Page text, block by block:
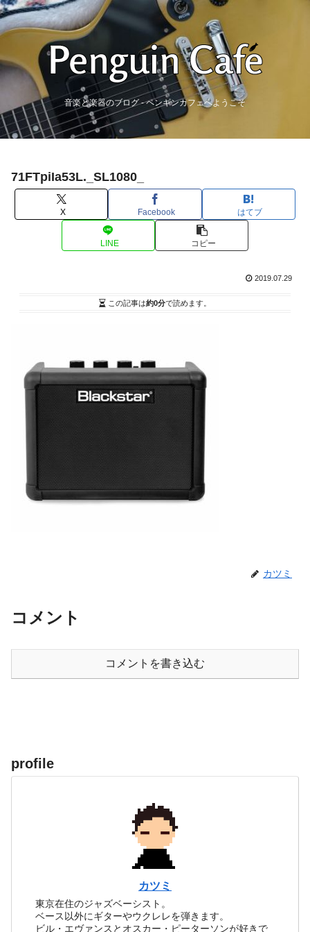
音楽と楽器のブログ - ペンギンカフェへようこそ
71FTpiIa53L._SL1080_
X Facebook はてブ
LINE コピー
2019.07.29
この記事は約0分で読めます。
カツミ
コメント
コメントを書き込む
profile
カツミ
東京在住のジャズベーシスト。
ベース以外にギターやウクレレを弾きます。
ビル・エヴァンスとオスカー・ピーターソンが好きで